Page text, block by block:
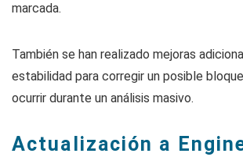
marcada.
También se han realizado mejoras
estabilidad para corregir un posible
ocurrir durante un análisis masivo.
Actualización a